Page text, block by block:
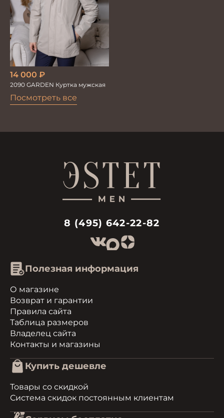
Посмотреть все
14 000 ₽
2090 GARDEN Куртка мужская
8 (495) 642-22-82
Полезная информация
О магазине
Возврат и гарантии
Правила сайта
Таблица размеров
Владелец сайта
Контакты и магазины
Купить дешевле
Товары со скидкой
Система скидок постоянным клиентам